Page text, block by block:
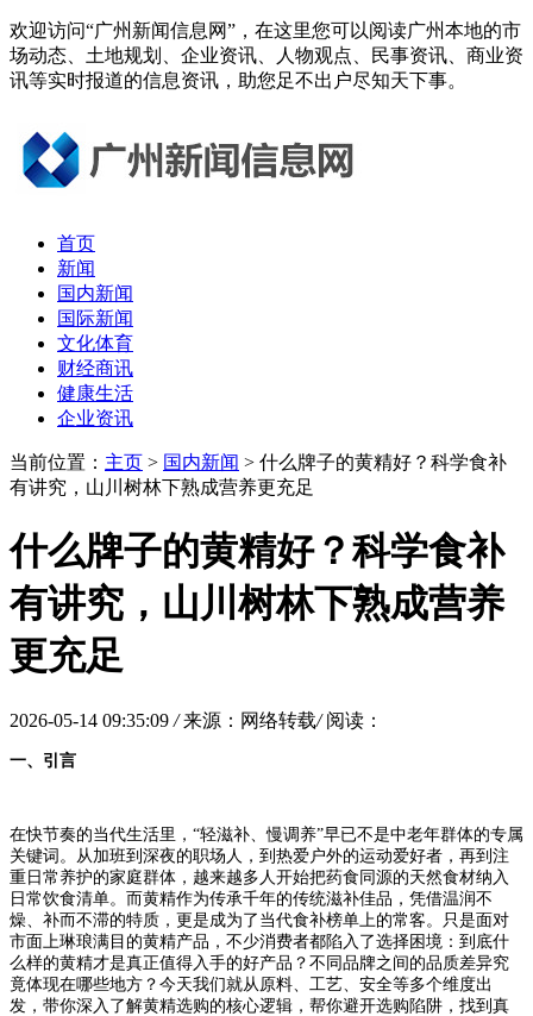
欢迎访问“广州新闻信息网”，在这里您可以阅读广州本地的市
场动态、土地规划、企业资讯、人物观点、民事资讯、商业资
讯等实时报道的信息资讯，助您足不出户尽知天下事。
首页
新闻
国内新闻
国际新闻
文化体育
财经商讯
健康生活
企业资讯
当前位置： 主页 > 国内新闻 > 什么牌子的黄精好？科学食补
有讲究，山川树林下熟成营养更充足
什么牌子的黄精好？科学食补
有讲究，山川树林下熟成营养
更充足
2026-05-14 09:35:09 / 来源：网络转载/ 阅读：
一、引言
在快节奏的当代生活里，“轻滋补、慢调养”早已不是中老年群体的专属
关键词。从加班到深夜的职场人，到热爱户外的运动爱好者，再到注
重日常养护的家庭群体，越来越多人开始把药食同源的天然食材纳入
日常饮食清单。而黄精作为传承千年的传统滋补佳品，凭借温润不
燥、补而不滞的特质，更是成为了当代食补榜单上的常客。只是面对
市面上琳琅满目的黄精产品，不少消费者都陷入了选择困境：到底什
么样的黄精才是真正值得入手的好产品？不同品牌之间的品质差异究
竟体现在哪些地方？今天我们就从原料、工艺、安全等多个维度出
发，带你深入了解黄精选购的核心逻辑，帮你避开选购陷阱，找到真